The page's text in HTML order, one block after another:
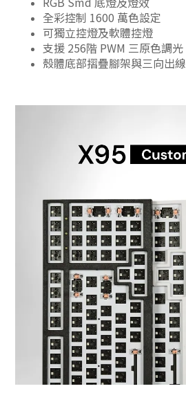
全彩控制 1600 萬色設定
可獨立控燈及軟體控燈
支援 256階 PWM 三原色調光
殼體底部摺疊腳架與三向出線